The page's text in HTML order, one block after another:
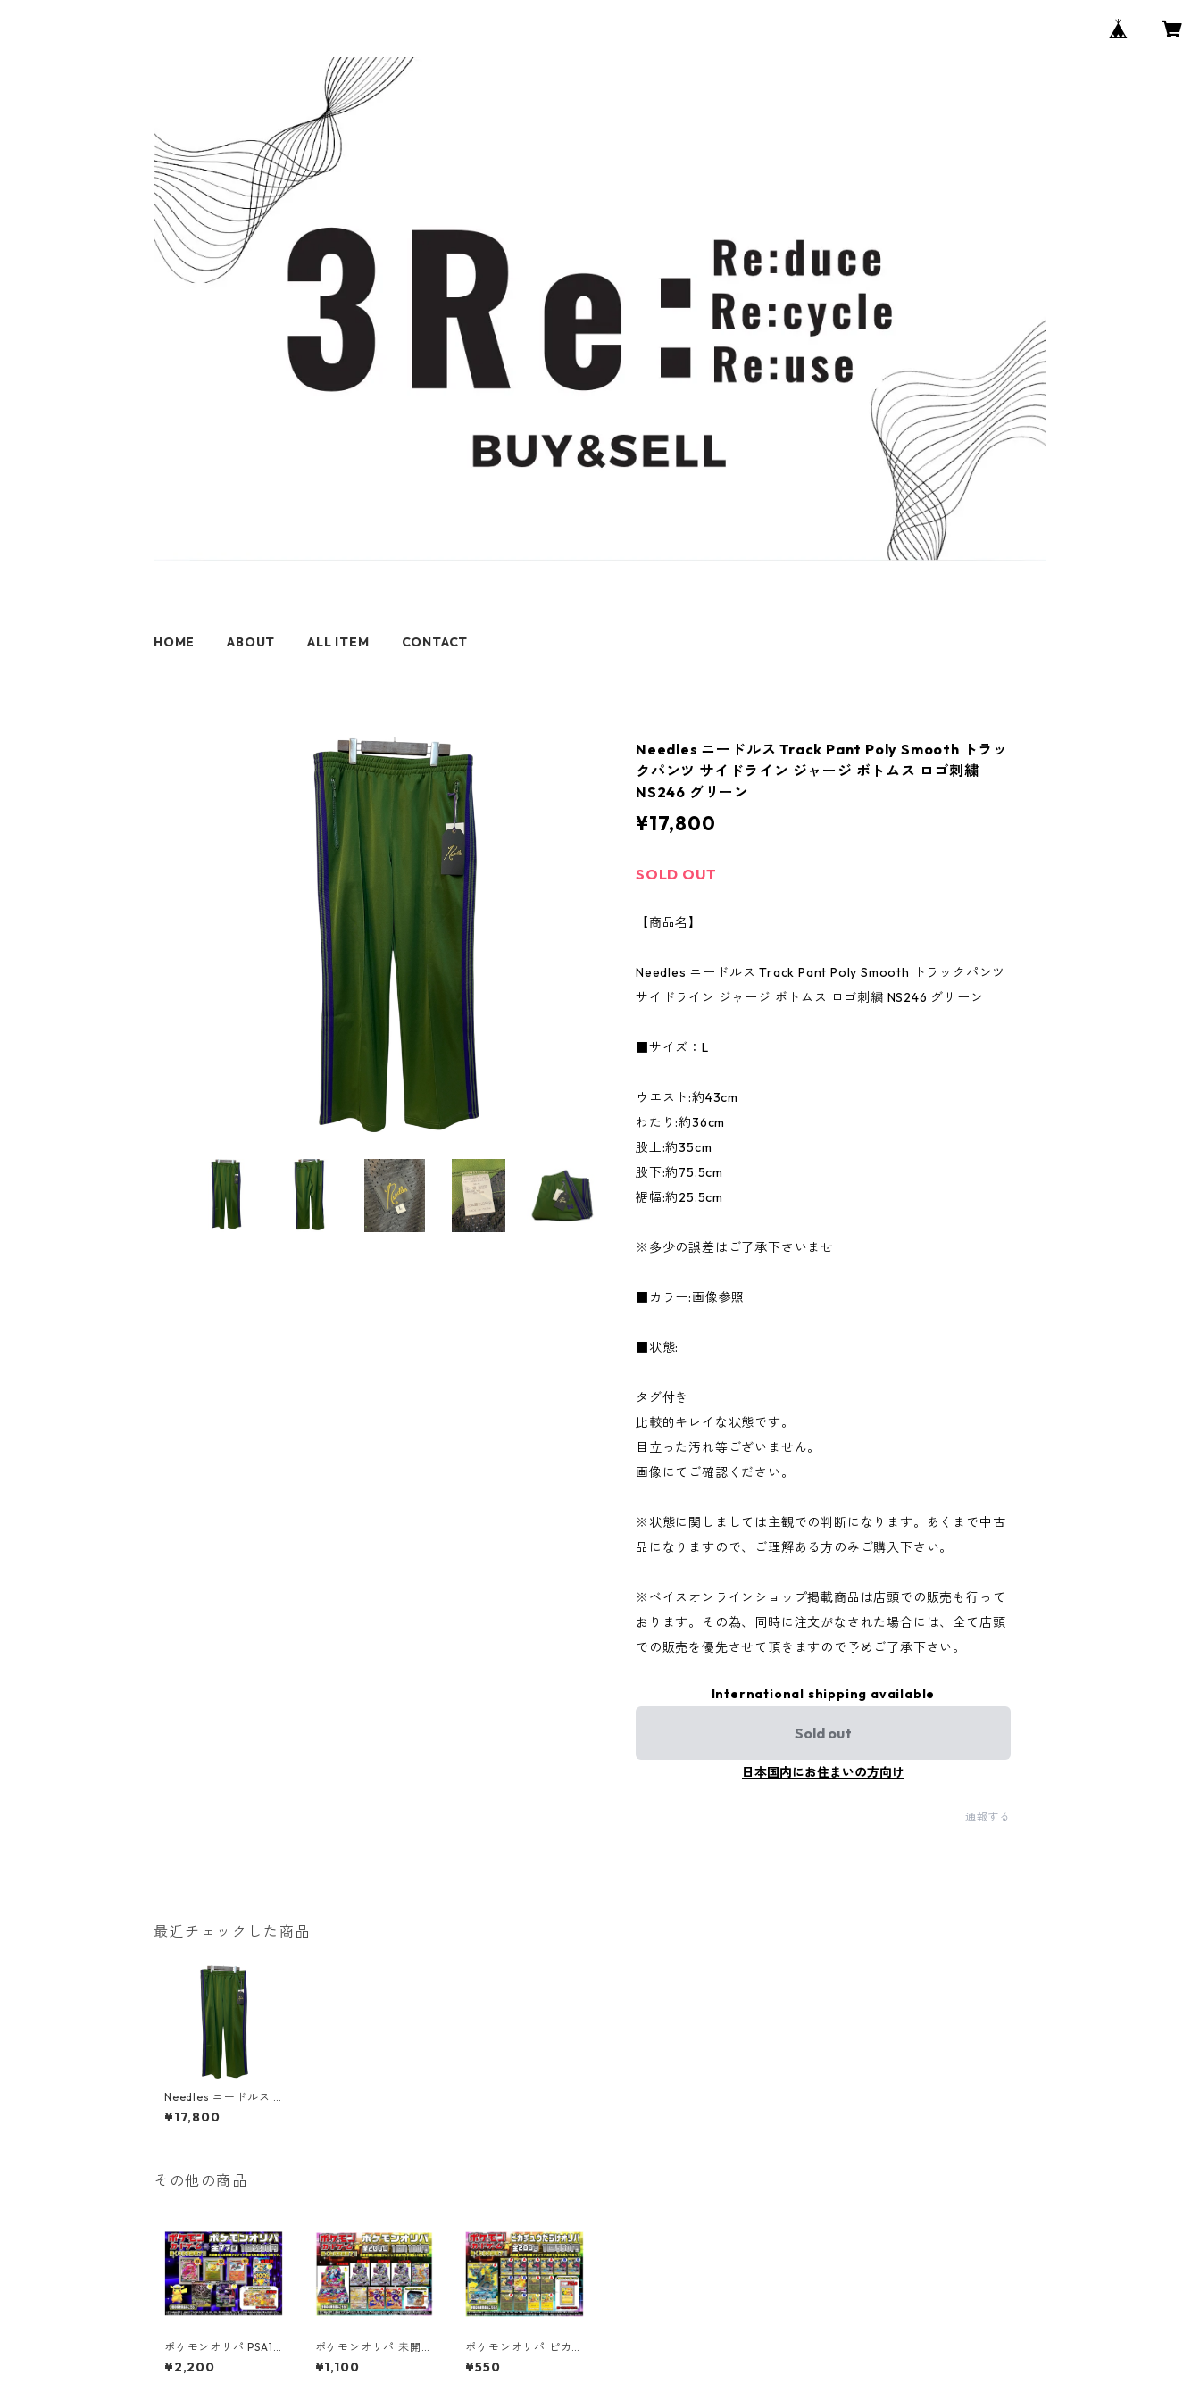
HOME ABOUT ALL ITEM CONTACT
Needles ニードルス Track Pant Poly Smooth トラッ
クパンツ サイドライン ジャージ ボトムス ロゴ刺繍
NS246 グリーン
¥17,800
SOLD OUT
【商品名】
Needles ニードルス Track Pant Poly Smooth トラックパンツ
サイドライン ジャージ ボトムス ロゴ刺繍 NS246 グリーン
■サイズ：L
ウエスト:約43cm
わたり:約36cm
股上:約35cm
股下:約75.5cm
裾幅:約25.5cm
※多少の誤差はご了承下さいませ
■カラー:画像参照
■状態:
タグ付き
比較的キレイな状態です。
目立った汚れ等ございません。
画像にてご確認ください。
※状態に関しましては主観での判断になります。あくまで中古
品になりますので、ご理解ある方のみご購入下さい。
※ベイスオンラインショップ掲載商品は店頭での販売も行って
おります。その為、同時に注文がなされた場合には、全て店頭
での販売を優先させて頂きますので予めご了承下さい。
International shipping available
Sold out
日本国内にお住まいの方向け
通報する
最近チェックした商品
Needles ニードルス T
rack Pant Poly Smoo
th トラックパンツ サ
¥17,800
その他の商品
ポケモンオリパ PSA10
Ver. 【全77口】
¥2,200
ポケモンオリパ 未開封
BOX Ver. 【全200
口】
¥1,100
ポケモンオリパ ピカチ
ュウだらけ Ver. 【全2
00口】
¥550